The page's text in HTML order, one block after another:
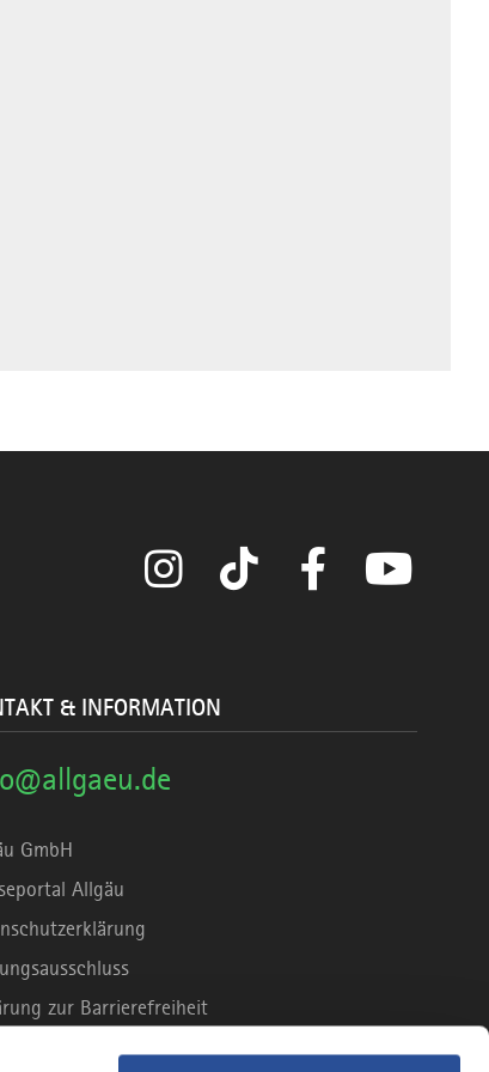
Instagram TikTok Facebook
& INFORMATION
GmbH
Allgäu
zur Barrierefreiheit